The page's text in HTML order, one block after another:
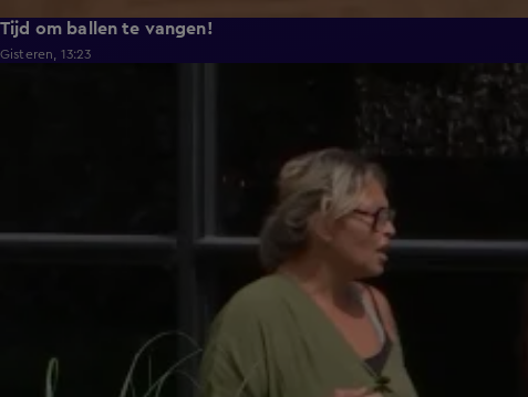
Tijd om ballen te vangen!
Gisteren, 13:23